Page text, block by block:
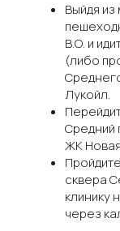
Выйдя
В.О. и
(либо
Лукойл.
Средний
ЖК
сквера
клинику
через